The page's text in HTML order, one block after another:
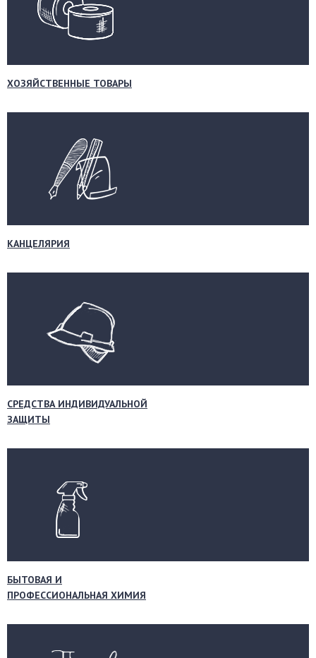
ХОЗЯЙСТВЕННЫЕ ТОВАРЫ
КАНЦЕЛЯРИЯ
СРЕДСТВА ИНДИВИДУАЛЬНОЙ
ЗАЩИТЫ
БЫТОВАЯ И
ПРОФЕССИОНАЛЬНАЯ ХИМИЯ